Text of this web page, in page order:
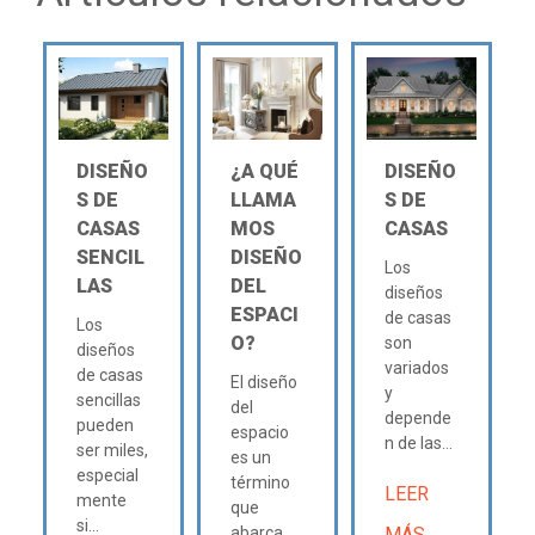
DISEÑO
S DE
CASAS
SENCIL
LAS
Los
diseños
de casas
sencillas
pueden
ser miles,
especial
mente
si...
¿A QUÉ
LLAMA
MOS
DISEÑO
DEL
ESPACI
O?
El diseño
del
espacio
es un
término
que
DISEÑO
S DE
CASAS
Los
diseños
de casas
son
variados
y
depende
n de las...
LEER